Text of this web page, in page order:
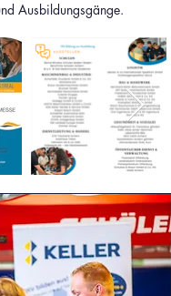
Ausbildungsgänge.